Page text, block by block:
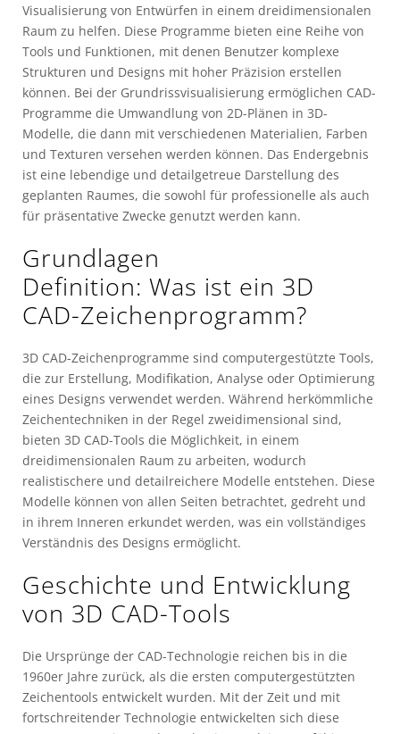
Visualisierung von Entwürfen in einem dreidimensionalen
Raum zu helfen. Diese Programme bieten eine Reihe von
Tools und Funktionen, mit denen Benutzer komplexe
Strukturen und Designs mit hoher Präzision erstellen
können. Bei der Grundrissvisualisierung ermöglichen CAD-
Programme die Umwandlung von 2D-Plänen in 3D-
Modelle, die dann mit verschiedenen Materialien, Farben
und Texturen versehen werden können. Das Endergebnis
ist eine lebendige und detailgetreue Darstellung des
geplanten Raumes, die sowohl für professionelle als auch
für präsentative Zwecke genutzt werden kann.
Grundlagen
Definition: Was ist ein 3D
CAD-Zeichenprogramm?
3D CAD-Zeichenprogramme sind computergestützte Tools,
die zur Erstellung, Modifikation, Analyse oder Optimierung
eines Designs verwendet werden. Während herkömmliche
Zeichentechniken in der Regel zweidimensional sind,
bieten 3D CAD-Tools die Möglichkeit, in einem
dreidimensionalen Raum zu arbeiten, wodurch
realistischere und detailreichere Modelle entstehen. Diese
Modelle können von allen Seiten betrachtet, gedreht und
in ihrem Inneren erkundet werden, was ein vollständiges
Verständnis des Designs ermöglicht.
Geschichte und Entwicklung
von 3D CAD-Tools
Die Ursprünge der CAD-Technologie reichen bis in die
1960er Jahre zurück, als die ersten computergestützten
Zeichentools entwickelt wurden. Mit der Zeit und mit
fortschreitender Technologie entwickelten sich diese